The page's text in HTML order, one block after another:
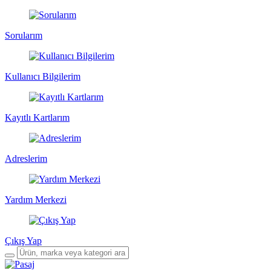
Sorularım
Kullanıcı Bilgilerim
Kayıtlı Kartlarım
Adreslerim
Yardım Merkezi
Çıkış Yap